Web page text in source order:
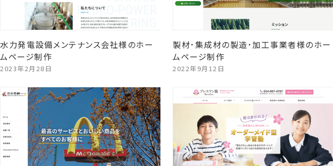
水力発電設備メンテナンス会社様のホー
ムページ制作
2023年2月28日
製材･集成材の製造･加工事業者様のホー
ムページ制作
2022年9月12日